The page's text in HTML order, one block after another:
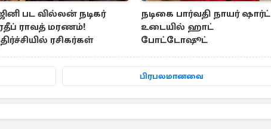
பட வில்லன் நடிகர்
ராவத் மரணம்!
ரசிகர்கள்
நடிகை பார்வதி நாயர் ஷார்ட்
உடையில் ஹாட்
போட்டோஷூட்
பிரபலமானவை